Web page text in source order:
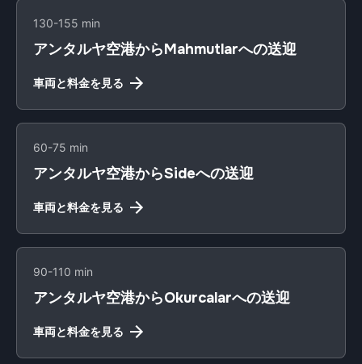
130-155 min
アンタルヤ空港からMahmutlarへの送迎
車両と料金を見る
60-75 min
アンタルヤ空港からSideへの送迎
車両と料金を見る
90-110 min
アンタルヤ空港からOkurcalarへの送迎
車両と料金を見る